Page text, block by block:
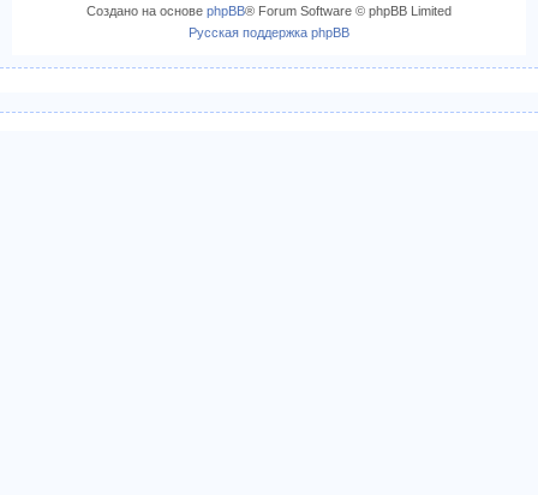
Создано на основе phpBB® Forum Software © phpBB Limited
Русская поддержка phpBB